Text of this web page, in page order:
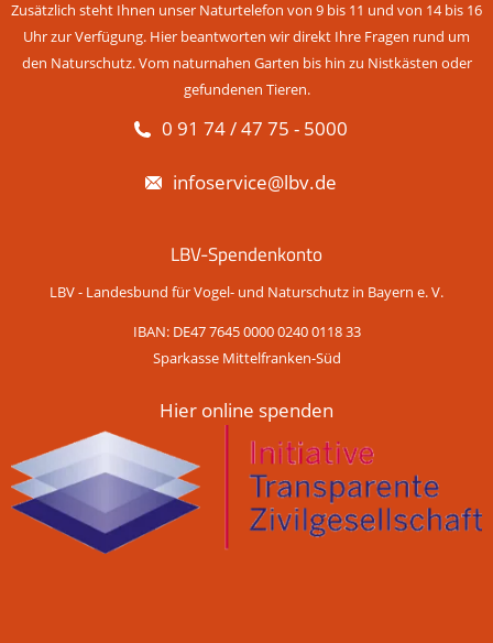
Zusätzlich steht Ihnen unser Naturtelefon von 9 bis 11 und von 14 bis 16
Uhr zur Verfügung. Hier beantworten wir direkt Ihre Fragen rund um
den Naturschutz. Vom naturnahen Garten bis hin zu Nistkästen oder
gefundenen Tieren.
0 91 74 / 47 75 - 5000
infoservice@lbv.de
LBV-Spendenkonto
LBV - Landesbund für Vogel- und Naturschutz in Bayern e. V.
IBAN: DE47 7645 0000 0240 0118 33
Sparkasse Mittelfranken-Süd
Hier online spenden